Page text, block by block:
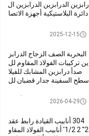
رابزين الدرابزين الدرابزين ال
دائرة البلاستيكية أجهزة الاتصا
مقابض من الستانلس ستيل
2025-12-15
البحرية الصف الزجاج الدرابز
ين تركيبات الفولاذ المقاوم لل
صدأ درابزين المشابك للفيلا
سطح السفينة جدار قضبان لل
مقابض سحب الأجهزة2026-04-29
304 أنابيب القيادة رابط عقد
2'' 2 1/2' أنابيب الفولاذ المقاو